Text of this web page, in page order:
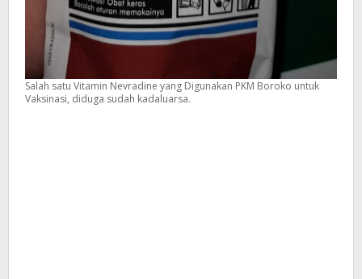
Salah satu Vitamin Nevradine yang Digunakan PKM Boroko untuk
Vaksinasi, diduga sudah kadaluarsa.